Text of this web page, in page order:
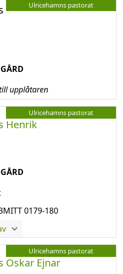
Ulricehamns pastorat
upplåtaren
Ulricehamns pastorat
Henrik
0179-180
Ulricehamns pastorat
Oskar Ejnar